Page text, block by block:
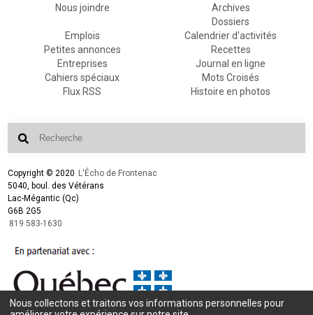
Nous joindre
Archives
Dossiers
Emplois
Petites annonces
Entreprises
Cahiers spéciaux
Flux RSS
Calendrier d'activités
Recettes
Journal en ligne
Mots Croisés
Histoire en photos
Copyright © 2020 L'Écho de Frontenac
5040, boul. des Vétérans
Lac-Mégantic (Qc)
G6B 2G5
819 583-1630
Nous collectons et traitons vos informations personnelles pour